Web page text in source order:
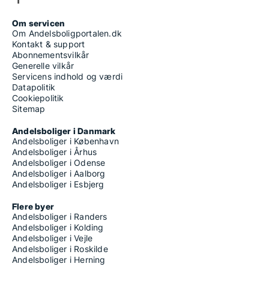
Om servicen
Om Andelsboligportalen.dk
Kontakt & support
Abonnementsvilkår
Generelle vilkår
Servicens indhold og værdi
Datapolitik
Cookiepolitik
Sitemap
Andelsboliger i Danmark
Andelsboliger i København
Andelsboliger i Århus
Andelsboliger i Odense
Andelsboliger i Aalborg
Andelsboliger i Esbjerg
Flere byer
Andelsboliger i Randers
Andelsboliger i Kolding
Andelsboliger i Vejle
Andelsboliger i Roskilde
Andelsboliger i Herning